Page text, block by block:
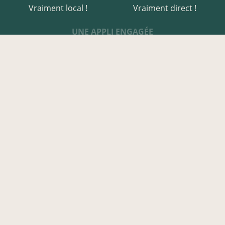
Vraiment local !
Vraiment direct !
UNE APPLI ENGAGÉE